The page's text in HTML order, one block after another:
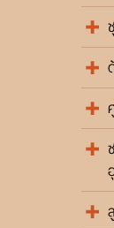
สินค้าลดราคา
ขั้นตอนการสั่ง
ค้นหาสินค้า